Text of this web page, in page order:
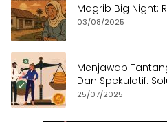
Magrib Big Night:
03/08/2025
Menjawab
Dan Spekulatif:
25/07/2025